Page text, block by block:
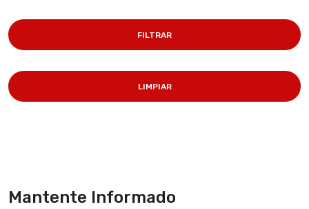
FILTRAR
LIMPIAR
Mantente Informado